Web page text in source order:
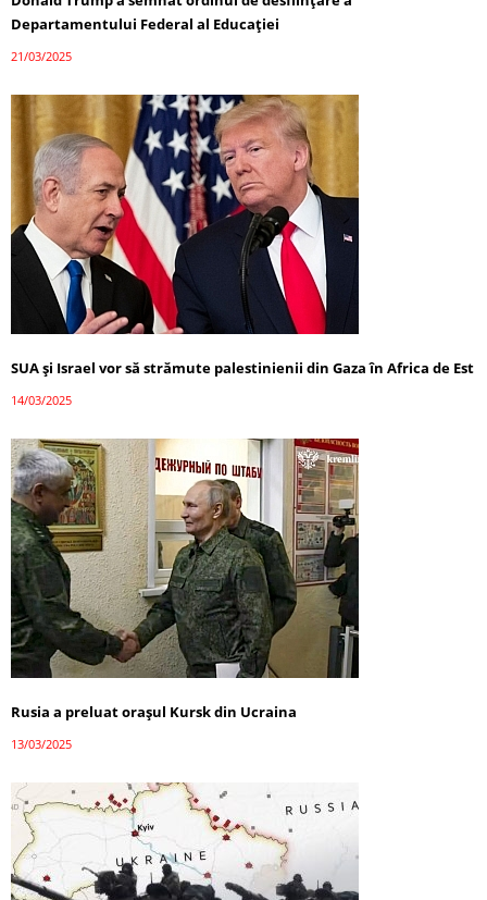
Departamentului Federal al Educației
21/03/2025
SUA și Israel vor să strămute palestinienii din Gaza în Africa de Est
14/03/2025
Rusia a preluat orașul Kursk din Ucraina
13/03/2025